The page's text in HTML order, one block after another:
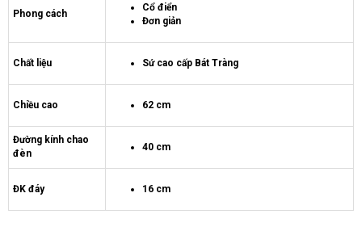
Phong cách
Cổ điển
Đơn giản
Chất liệu Sứ cao cấp Bát Tràng
Chiều cao 62 cm
Đường kính chao
đèn
40 cm
ĐK đáy 16 cm